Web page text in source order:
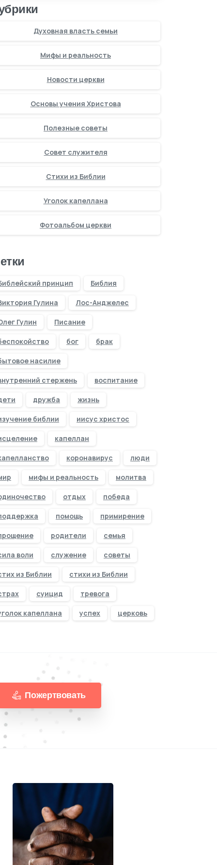
Духовная власть семьи
Мифы и реальность
Новости церкви
Основы учения Христова
Полезные советы
Совет служителя
Стихи из Библии
Уголок капеллана
Фотоальбом церкви
принцип Библия
Гулина Лос-Анджелес
Гулин Писание
бог брак
насилие
стержень воспитание
дружба жизнь
библии иисус христос
капеллан
коронавирус люди
мифы и реальность молитва
отдых победа
помощь примирение
родители семья
воли служение советы
из Библии стихи из Библии
суицид тревога
капеллана успех церковь
Пожертвовать